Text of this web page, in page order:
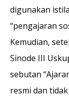
digunakan
“pengajaran
Kemudian,
Sinode III
sebutan
resmi dan